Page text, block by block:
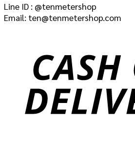
Line ID : @tenmetershop
Email: ten@tenmetershop.com